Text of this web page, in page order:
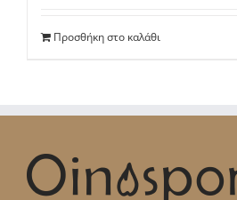
Προσθήκη στο καλάθι